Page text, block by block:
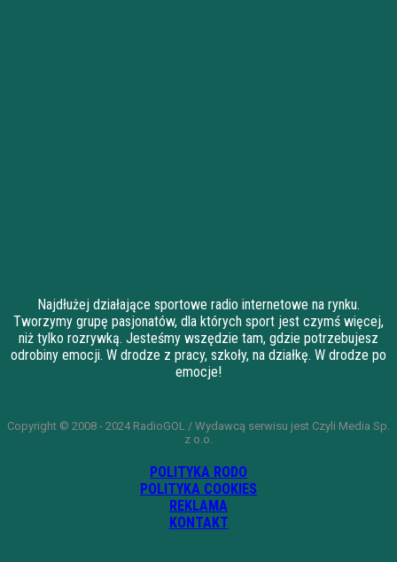
Najdłużej działające sportowe radio internetowe na rynku.
Tworzymy grupę pasjonatów, dla których sport jest czymś więcej,
niż tylko rozrywką. Jesteśmy wszędzie tam, gdzie potrzebujesz
odrobiny emocji. W drodze z pracy, szkoły, na działkę. W drodze po
emocje!
Copyright © 2008 - 2024 RadioGOL / Wydawcą serwisu jest Czyli Media Sp.
z o.o.
POLITYKA RODO
POLITYKA COOKIES
REKLAMA
KONTAKT